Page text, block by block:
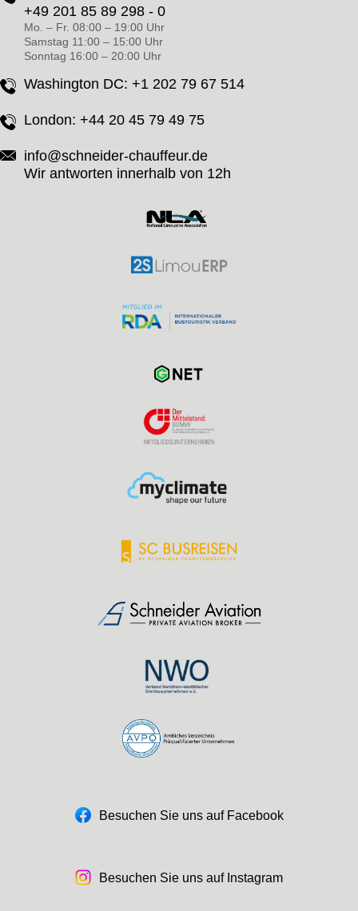
+49 201 85 89 298 - 0
Mo. – Fr. 08:00 – 19:00 Uhr
Samstag 11:00 – 15:00 Uhr
Sonntag 16:00 – 20:00 Uhr
Washington DC: +1 202 79 67 514
London: +44 20 45 79 49 75
info@schneider-chauffeur.de
Wir antworten innerhalb von 12h
Besuchen Sie uns auf Facebook
Besuchen Sie uns auf Instagram